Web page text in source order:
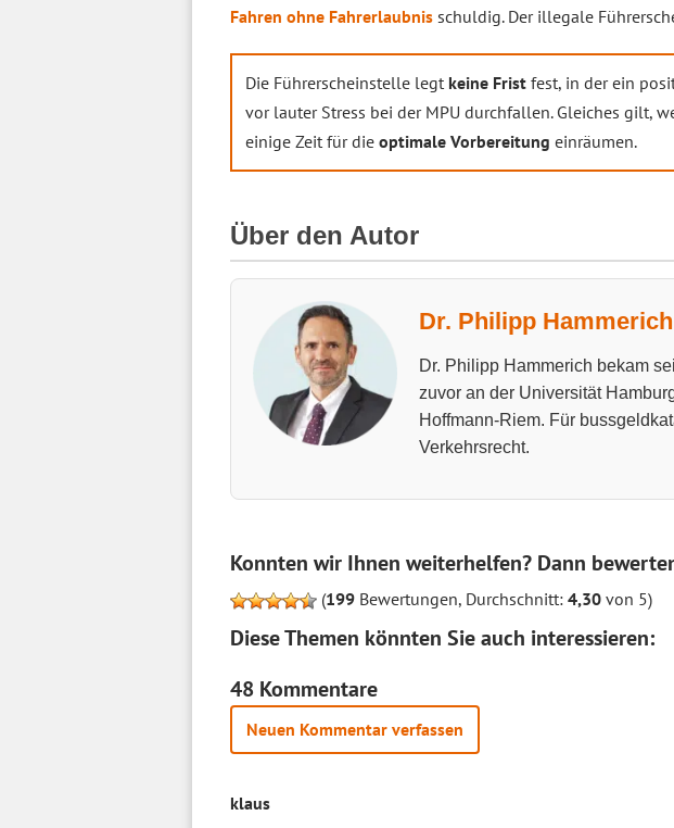
Fahren ohne Fahrerlaubnis schuldig. Der illegale
Die Führerscheinstelle legt keine Frist fest, in der ein
vor lauter Stress bei der MPU durchfallen. Gleiches gilt,
einige Zeit für die optimale Vorbereitung einräumen.
Über den Autor
Dr. Philipp Hammerich
Dr. Philipp Hammerich bekam
zuvor an der Universität
Hoffmann-Riem. Für
Verkehrsrecht.
Konnten wir Ihnen weiterhelfen? Dann
(199 Bewertungen, Durchschnitt: 4,30 von 5)
Diese Themen könnten Sie auch interessieren:
48 Kommentare
Neuen Kommentar verfassen
klaus